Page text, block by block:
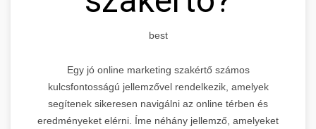
best
Egy jó online marketing szakértő számos
kulcsfontosságú jellemzővel rendelkezik, amelyek
segítenek sikeresen navigálni az online térben és
eredményeket elérni. Íme néhány jellemző, amelyeket